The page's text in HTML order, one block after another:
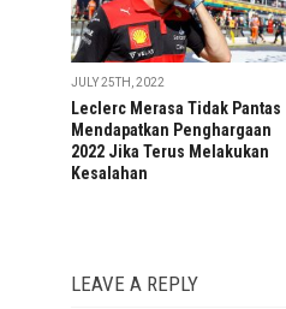
JULY 25TH, 2022
Leclerc Merasa Tidak Pantas
Mendapatkan Penghargaan
2022 Jika Terus Melakukan
Kesalahan
LEAVE A REPLY